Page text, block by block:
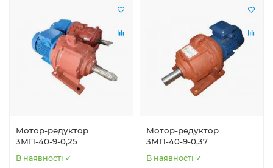
Мотор-редуктор
3МП-40-9-0,25
В наявності ✓
Мотор-редуктор
3МП-40-9-0,37
В наявності ✓